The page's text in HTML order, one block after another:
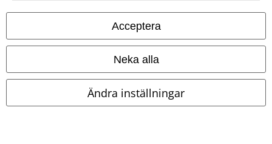
Acceptera
Neka alla
Ändra inställningar
Partner-program